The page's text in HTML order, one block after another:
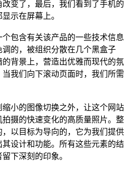
变了，最后，我们看到了手机的
示在屏幕上。
包含有关该产品的一些技术信息
的，被组织分散在几个黑盒子
背景上，营造出优雅而现代的氛
我们向下滚动页面时，我们所需
小的图像切换之外，让这个网站
摄的快速变化的高质量照片。整
以目标为导向的，它为我们提供
设计和功能。所有这些元素的结
下深刻的印象。